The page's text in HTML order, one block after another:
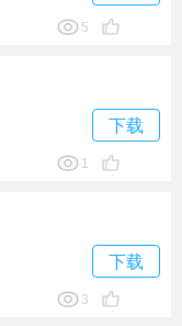
5
下载
1
下载
3